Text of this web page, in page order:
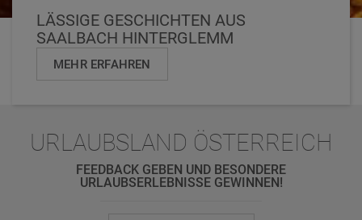
LÄSSIGE GESCHICHTEN AUS
SAALBACH HINTERGLEMM
MEHR ERFAHREN
URLAUBSLAND ÖSTERREICH
FEEDBACK GEBEN UND BESONDERE
URLAUBSERLEBNISSE GEWINNEN!